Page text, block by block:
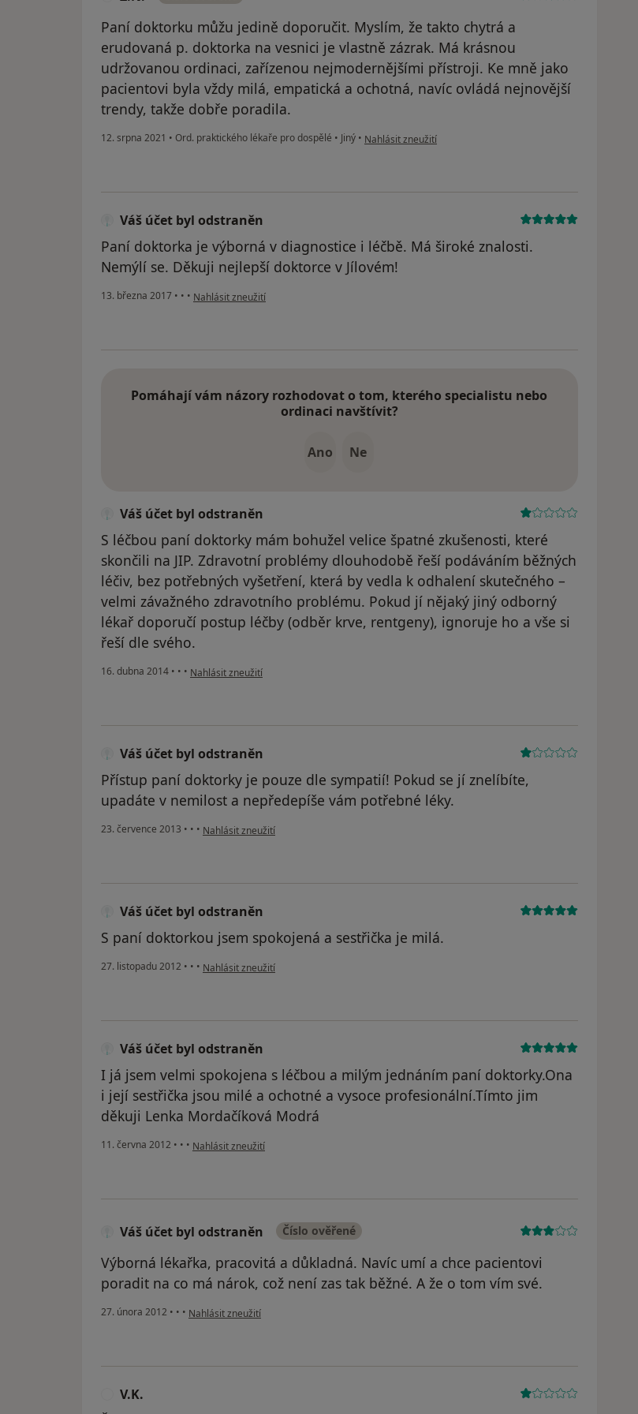
Paní doktorku můžu jedině doporučit. Myslím, že takto chytrá a
erudovaná p. doktorka na vesnici je vlastně zázrak. Má krásnou
udržovanou ordinaci, zařízenou nejmodernějšími přístroji. Ke mně jako
pacientovi byla vždy milá, empatická a ochotná, navíc ovládá nejnovější
trendy, takže dobře poradila.
12. srpna 2021 • Ord. praktického lékaře pro dospělé • Jiný • podle názoru uživatele Z.N.
Nahlásit zneužití
Váš účet byl odstraněn
Paní doktorka je výborná v diagnostice i léčbě. Má široké znalosti.
Nemýlí se. Děkuji nejlepší doktorce v Jílovém!
13. března 2017 • • • podle názoru uživatele Váš účet byl odstraněn
Nahlásit zneužití
Pomáhají vám názory rozhodovat o tom, kterého specialistu nebo
ordinaci navštívit?
Ano Ne
Váš účet byl odstraněn
S léčbou paní doktorky mám bohužel velice špatné zkušenosti, které
skončili na JIP. Zdravotní problémy dlouhodobě řeší podáváním běžných
léčiv, bez potřebných vyšetření, která by vedla k odhalení skutečného –
velmi závažného zdravotního problému. Pokud jí nějaký jiný odborný
lékař doporučí postup léčby (odběr krve, rentgeny), ignoruje ho a vše si
řeší dle svého.
16. dubna 2014 • • • podle názoru uživatele Váš účet byl odstraněn
Nahlásit zneužití
Váš účet byl odstraněn
Přístup paní doktorky je pouze dle sympatií! Pokud se jí znelíbíte,
upadáte v nemilost a nepředepíše vám potřebné léky.
23. července 2013 • • • podle názoru uživatele Váš účet byl odstraněn
Nahlásit zneužití
Váš účet byl odstraněn
S paní doktorkou jsem spokojená a sestřička je milá.
27. listopadu 2012 • • • podle názoru uživatele Váš účet byl odstraněn
Nahlásit zneužití
Váš účet byl odstraněn
I já jsem velmi spokojena s léčbou a milým jednáním paní doktorky.Ona
i její sestřička jsou milé a ochotné a vysoce profesionální.Tímto jim
děkuji Lenka Mordačíková Modrá
11. června 2012 • • • podle názoru uživatele Váš účet byl odstraněn
Nahlásit zneužití
Váš účet byl odstraněn Číslo ověřené
Výborná lékařka, pracovitá a důkladná. Navíc umí a chce pacientovi
poradit na co má nárok, což není zas tak běžné. A že o tom vím své.
27. února 2012 • • • podle názoru uživatele Váš účet byl odstraněn
Nahlásit zneužití
V.K.